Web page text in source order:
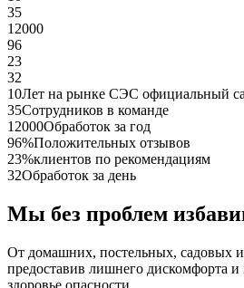
35
12000
96
23
32
10Лет на рынке СЭС официальный
35Сотрудников в команде
12000Обработок за год
96%Положительных отзывов
23%клиентов по рекомендациям
32Обработок за день
Мы без проблем
От домашних, постельных, садовых
предоставив лишнего дискомфорта